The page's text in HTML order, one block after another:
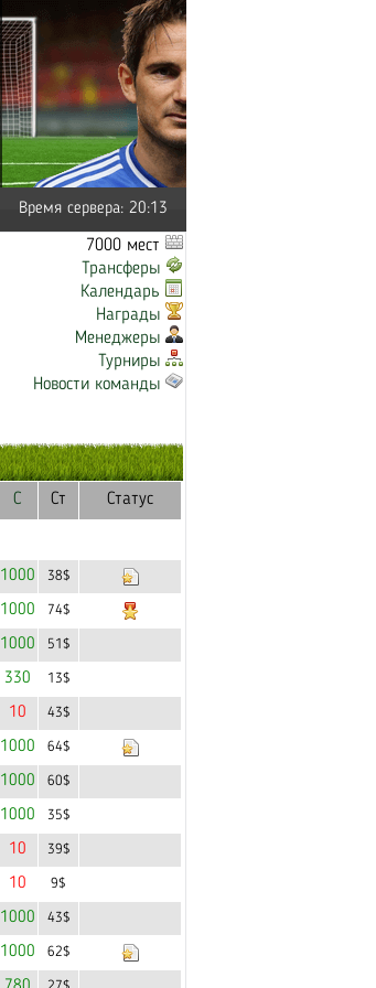
Время сервера: 20:13
7000 мест
Трансферы
Календарь
Награды
Менеджеры
Турниры
Новости команды
С Ст Статус
1000 38$
1000 74$
1000 51$
330 13$
10 43$
1000 64$
1000 60$
1000 35$
10 39$
10 9$
1000 43$
1000 62$